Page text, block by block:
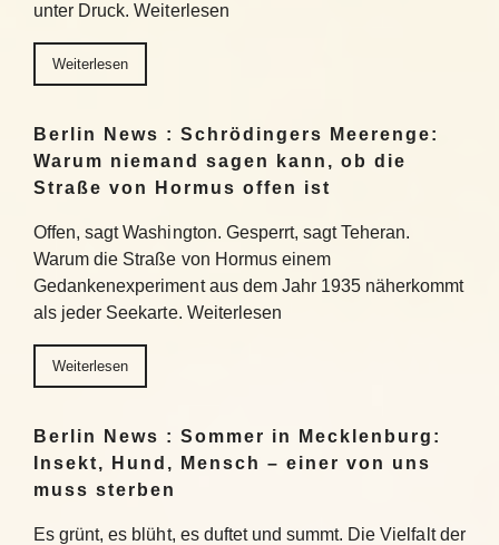
unter Druck. Weiterlesen
Weiterlesen
Berlin News : Schrödingers Meerenge:
Warum niemand sagen kann, ob die
Straße von Hormus offen ist
Offen, sagt Washington. Gesperrt, sagt Teheran.
Warum die Straße von Hormus einem
Gedankenexperiment aus dem Jahr 1935 näherkommt
als jeder Seekarte. Weiterlesen
Weiterlesen
Berlin News : Sommer in Mecklenburg:
Insekt, Hund, Mensch – einer von uns
muss sterben
Es grünt, es blüht, es duftet und summt. Die Vielfalt der